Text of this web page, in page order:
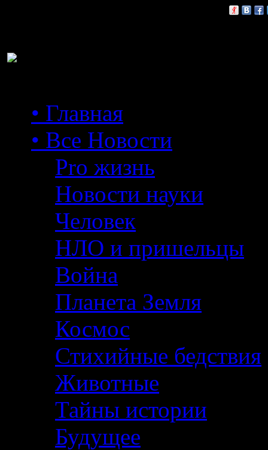
• Главная
• Все Новости
Pro жизнь
Новости науки
Человек
НЛО и пришельцы
Война
Планета Земля
Космос
Стихийные бедствия
Животные
Тайны истории
Будущее